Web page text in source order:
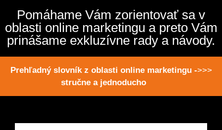
Pomáhame Vám zorientovať sa v
oblasti online marketingu a preto Vám
prinášame exkluzívne rady a návody.
Prehľadný slovník z oblasti online marketingu -
stručne a jednoducho
>>>